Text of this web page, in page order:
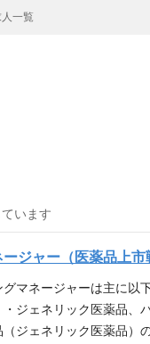
一覧
います
ジャー（医薬品上市
マネージャーは主に以
ジェネリック医薬品、
ジェネリック医薬品）